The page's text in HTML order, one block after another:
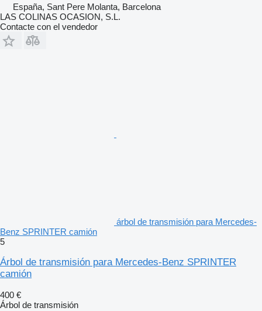
España, Sant Pere Molanta, Barcelona
LAS COLINAS OCASION, S.L.
Contacte con el vendedor
árbol de transmisión para Mercedes-
Benz SPRINTER camión
5
Árbol de transmisión para Mercedes-Benz SPRINTER
camión
400 €
Árbol de transmisión